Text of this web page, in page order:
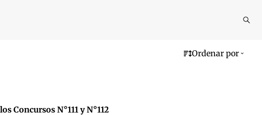
Ordenar por
Concursos N°111 y N°112